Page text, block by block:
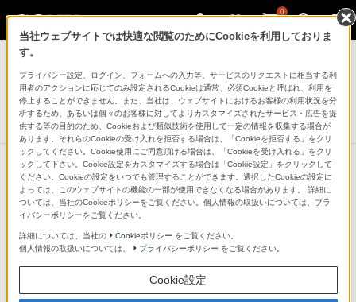
0
デジタル一眼カメラ α（アルファ）
デジタル一眼カメラ“α”用レンズ
50mm F2.8 Macro
DISCONTINUED 生産完了
当社ウェブサイトでは快適な閲覧のためにCookieを利用しておりま
す。
プライバシー設定、ログイン、フォームへの入力等、サービスのリクエストに相当する利
用者のアクションに応じてのみ設定されるCookieは通常、必須Cookieと呼ばれ、利用を
停止することができません。また、当社は、ウェブサイトにおけるお客様の利用状況を分
析するため、あるいは個々のお客様に対してよりカスタマイズされたサービス・広告を提
供する等の目的のため、Cookieおよび類似技術を使用して一定の情報を収集する場合が
あります。それらのCookieの受け入れを拒否する場合は、「Cookieを拒否する」をクリ
ックしてください。Cookie使用にご同意頂ける場合は、「Cookieを受け入れる」をクリ
ックして下さい。Cookie設定をカスタマイズする場合は「Cookie設定」をクリックして
ください。Cookieの設定をいつでも管理することができます。選択したCookieの設定に
よっては、このウェブサイトの機能の一部が使用できなくなる場合があります。 詳細に
ついては、当社のCookieポリシーをご覧ください。個人情報の取扱いについては、プラ
イバシーポリシーをご覧ください。
詳細については、当社の Cookieポリシー をご覧ください。
個人情報の取扱いについては、
プライバシーポリシー をご覧ください。
Cookie設定